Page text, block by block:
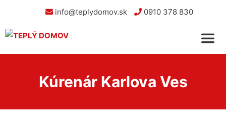
info@teplydomov.sk 0910 378 830
Kúrenár Karlova Ves